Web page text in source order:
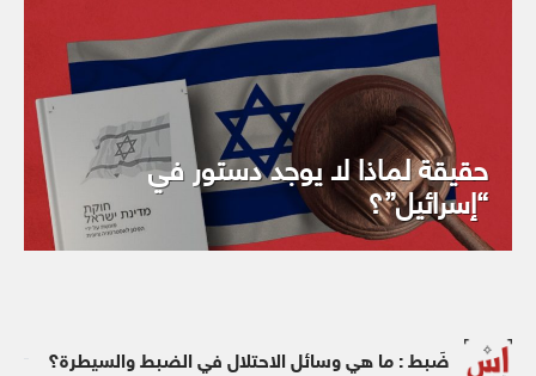
حقيقة لماذا لا يوجد دستور في
“إسرائيل”؟
ضَبط : ما هي وسائل الاحتلال في الضبط والسيطرة؟